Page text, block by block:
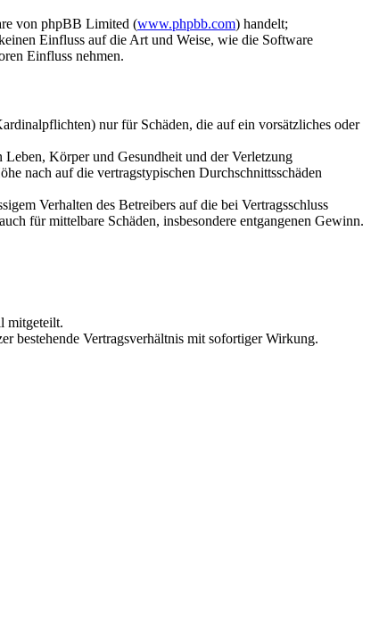
von phpBB Limited (www.phpbb.com) handelt;
Einfluss auf die Art und Weise, wie die Software
Einfluss nehmen.
nur für Schäden, die auf ein vorsätzliches oder
Leben, Körper und Gesundheit und der Verletzung
nach auf die vertragstypischen Durchschnittsschäden
Verhalten des Betreibers auf die bei Vertragsschluss
für mittelbare Schäden, insbesondere entgangenen Gewinn.
mitgeteilt.
bestehende Vertragsverhältnis mit sofortiger Wirkung.